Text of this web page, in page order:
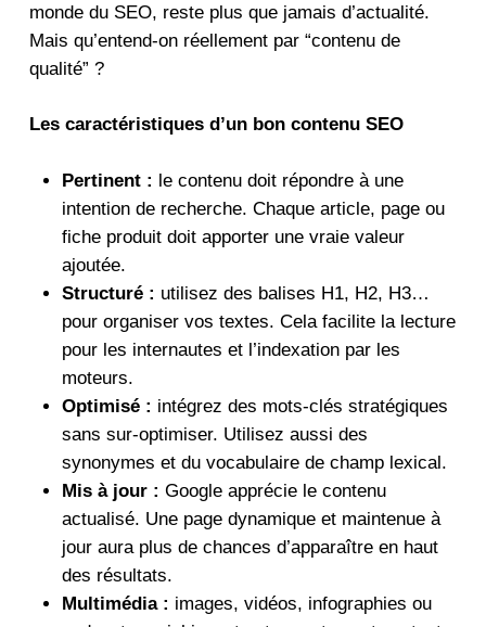
monde du SEO, reste plus que jamais d’actualité.
Mais qu’entend-on réellement par “contenu de
qualité” ?
Les caractéristiques d’un bon contenu SEO
Pertinent : le contenu doit répondre à une
intention de recherche. Chaque article, page ou
fiche produit doit apporter une vraie valeur
ajoutée.
Structuré : utilisez des balises H1, H2, H3…
pour organiser vos textes. Cela facilite la lecture
pour les internautes et l’indexation par les
moteurs.
Optimisé : intégrez des mots-clés stratégiques
sans sur-optimiser. Utilisez aussi des
synonymes et du vocabulaire de champ lexical.
Mis à jour : Google apprécie le contenu
actualisé. Une page dynamique et maintenue à
jour aura plus de chances d’apparaître en haut
des résultats.
Multimédia : images, vidéos, infographies ou